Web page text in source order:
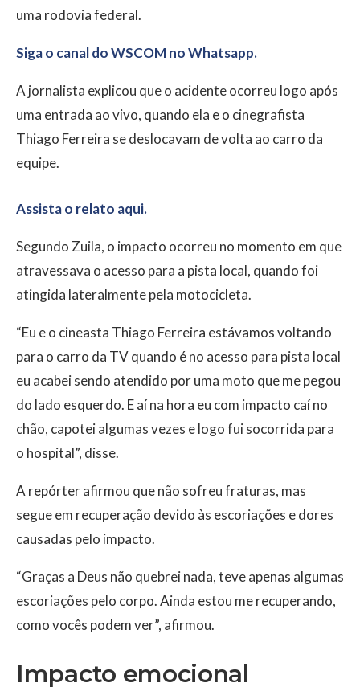
uma rodovia federal.
Siga o canal do WSCOM no Whatsapp.
A jornalista explicou que o acidente ocorreu logo após
uma entrada ao vivo, quando ela e o cinegrafista
Thiago Ferreira se deslocavam de volta ao carro da
equipe.
Assista o relato aqui.
Segundo Zuila, o impacto ocorreu no momento em que
atravessava o acesso para a pista local, quando foi
atingida lateralmente pela motocicleta.
“Eu e o cineasta Thiago Ferreira estávamos voltando
para o carro da TV quando é no acesso para pista local
eu acabei sendo atendido por uma moto que me pegou
do lado esquerdo. E aí na hora eu com impacto caí no
chão, capotei algumas vezes e logo fui socorrida para
o hospital”, disse.
A repórter afirmou que não sofreu fraturas, mas
segue em recuperação devido às escoriações e dores
causadas pelo impacto.
“Graças a Deus não quebrei nada, teve apenas algumas
escoriações pelo corpo. Ainda estou me recuperando,
como vocês podem ver”, afirmou.
Impacto emocional